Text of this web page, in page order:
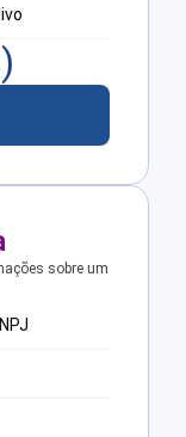
)
sobre um